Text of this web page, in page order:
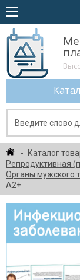
Каталог
Репродуктивная
Органы мужского
А2+